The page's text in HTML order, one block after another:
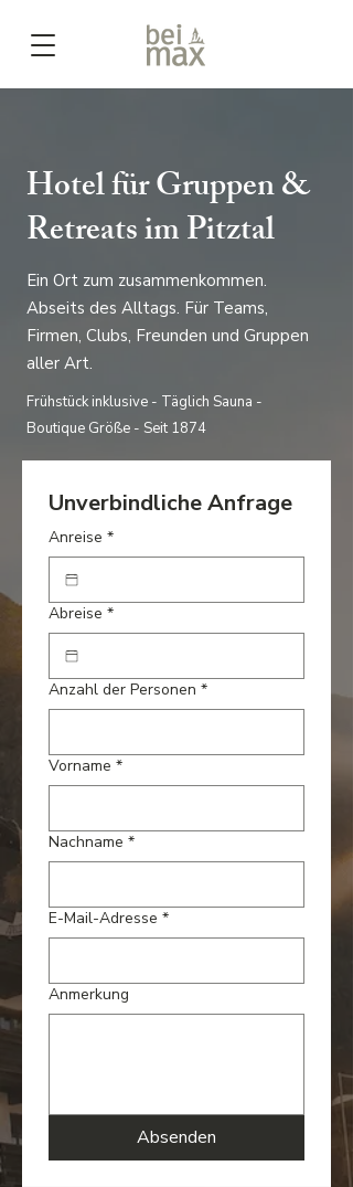
Hotel für Gruppen &
Retreats im Pitztal
Ein Ort zum zusammenkommen.
Abseits des Alltags. Für Teams,
Firmen, Clubs, Freunden und Gruppen
aller Art.
Frühstück inklusive - Täglich Sauna -
Boutique Größe - Seit 1874
Unverbindliche Anfrage
Anreise *
Abreise *
Anzahl der Personen *
Vorname *
Nachname *
E-Mail-Adresse *
Anmerkung
Absenden